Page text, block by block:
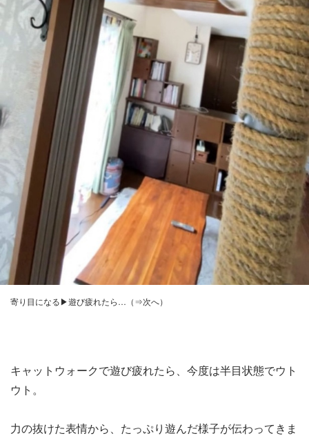
寄り目になる▶遊び疲れたら…（⇒次へ）
キャットウォークで遊び疲れたら、今度は半目状態でウト
ウト。
力の抜けた表情から、たっぷり遊んだ様子が伝わってきま